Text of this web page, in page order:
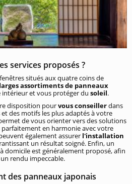
services proposés ?
situés aux quatre coins de
larges assortiments de panneaux
et vous protéger du soleil.
disposition pourvous conseillerdans
des motifs les plus adaptés à votre
de vous orienter vers des solutions
en harmonie avec votre
également assurer l'installation
un résultat soigné. Enfin, un
à domicile est généralement proposé, afin
rendu impeccable.
des panneaux japonais